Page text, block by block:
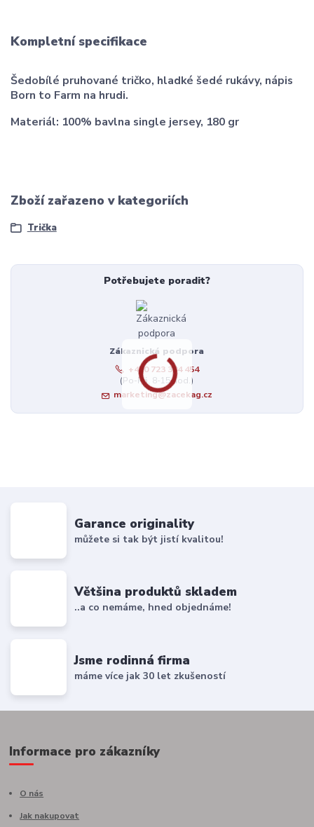
Kompletní specifikace
Šedobílé pruhované tričko, hladké šedé rukávy, nápis
Born to Farm na hrudi.
Materiál: 100% bavlna single jersey, 180 gr
Zboží zařazeno v kategoriích
Trička
Potřebujete poradit?
Zákaznická podpora
+420 723 384 454
(Po-Pá, 8-15 hod.)
marketing@zacekag.cz
Garance originality
můžete si tak být jistí kvalitou!
Většina produktů skladem
..a co nemáme, hned objednáme!
Jsme rodinná firma
máme více jak 30 let zkušeností
Informace pro zákazníky
O nás
Jak nakupovat